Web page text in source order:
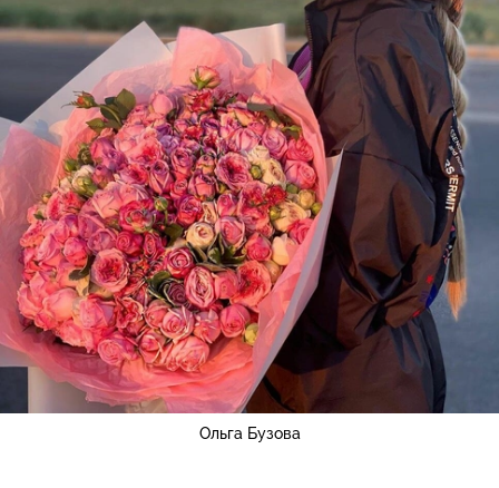
Ольга Бузова